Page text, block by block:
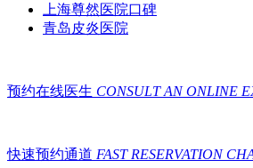
上海尊然医院口碑
青岛皮炎医院
预约在线医生 CONSULT AN ONLINE
快速预约通道 FAST RESERVATION